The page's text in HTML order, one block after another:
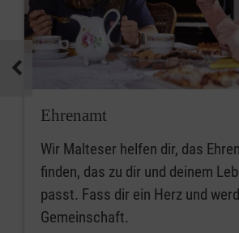
Ehrenamt
Wir Malteser helfen dir, das
finden, das zu dir und deinem
passt. Fass dir ein Herz und
Gemeinschaft.